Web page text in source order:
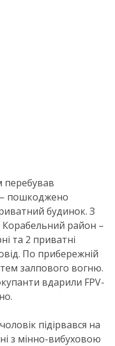
перебував
пошкоджено
будинок. З
Корабельний район –
та 2 приватні
По прибережній
залпового вогню.
вдарили FPV-
підірвався на
з мінно-вибуховою